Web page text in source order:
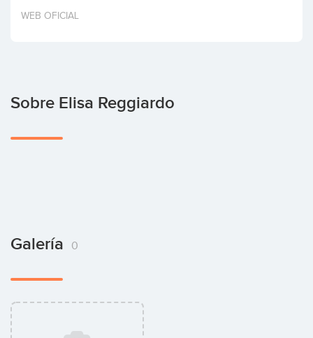
Invertir
WEB OFICIAL
Sobre Elisa Reggiardo
Galería 0